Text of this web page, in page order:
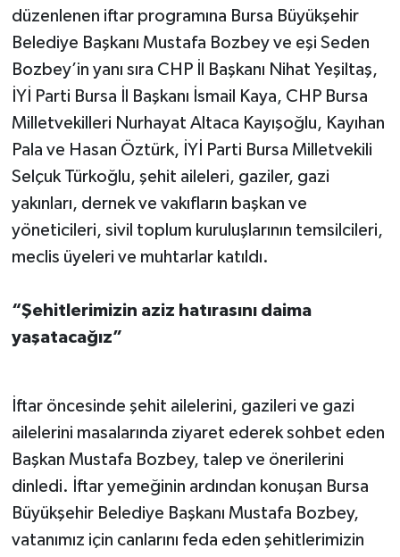
düzenlenen iftar programına Bursa Büyükşehir
Belediye Başkanı Mustafa Bozbey ve eşi Seden
Bozbey’in yanı sıra CHP İl Başkanı Nihat Yeşiltaş,
İYİ Parti Bursa İl Başkanı İsmail Kaya, CHP Bursa
Milletvekilleri Nurhayat Altaca Kayışoğlu, Kayıhan
Pala ve Hasan Öztürk, İYİ Parti Bursa Milletvekili
Selçuk Türkoğlu, şehit aileleri, gaziler, gazi
yakınları, dernek ve vakıfların başkan ve
yöneticileri, sivil toplum kuruluşlarının temsilcileri,
meclis üyeleri ve muhtarlar katıldı.
“Şehitlerimizin aziz hatırasını daima
yaşatacağız”
İftar öncesinde şehit ailelerini, gazileri ve gazi
ailelerini masalarında ziyaret ederek sohbet eden
Başkan Mustafa Bozbey, talep ve önerilerini
dinledi. İftar yemeğinin ardından konuşan Bursa
Büyükşehir Belediye Başkanı Mustafa Bozbey,
vatanımız için canlarını feda eden şehitlerimizin